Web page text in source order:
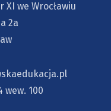
XI we Wrocławiu
2a
wew. 100